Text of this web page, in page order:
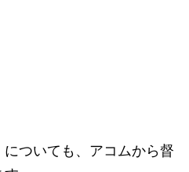
ついても、アコムから督